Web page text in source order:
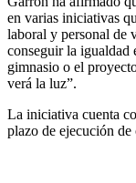
en varias iniciativas
laboral y personal de
conseguir la igualdad
gimnasio o el
verá la luz”.
La iniciativa cuenta
plazo de ejecución de